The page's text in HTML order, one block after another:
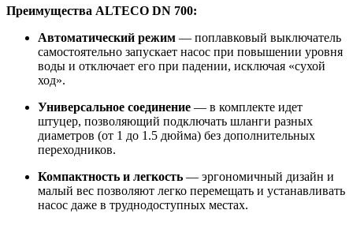
Преимущества ALTECO DN 700:
Автоматический режим — поплавковый выключатель
самостоятельно запускает насос при повышении уровня
воды и отключает его при падении, исключая «сухой
ход».
Универсальное соединение — в комплекте идет
штуцер, позволяющий подключать шланги разных
диаметров (от 1 до 1.5 дюйма) без дополнительных
переходников.
Компактность и легкость — эргономичный дизайн и
малый вес позволяют легко перемещать и устанавливать
насос даже в труднодоступных местах.